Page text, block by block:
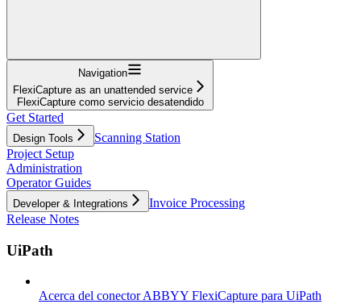
Navigation
FlexiCapture as an unattended service
FlexiCapture como servicio desatendido
Get Started
Design Tools
Scanning Station
Project Setup
Administration
Operator Guides
Developer & Integrations
Invoice Processing
Release Notes
UiPath
Acerca del conector ABBYY FlexiCapture para UiPath